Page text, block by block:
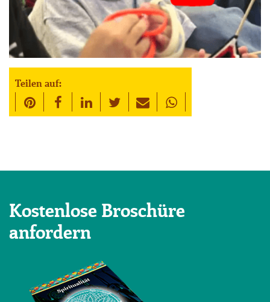
Teilen auf:
Kostenlose Broschüre
anfordern